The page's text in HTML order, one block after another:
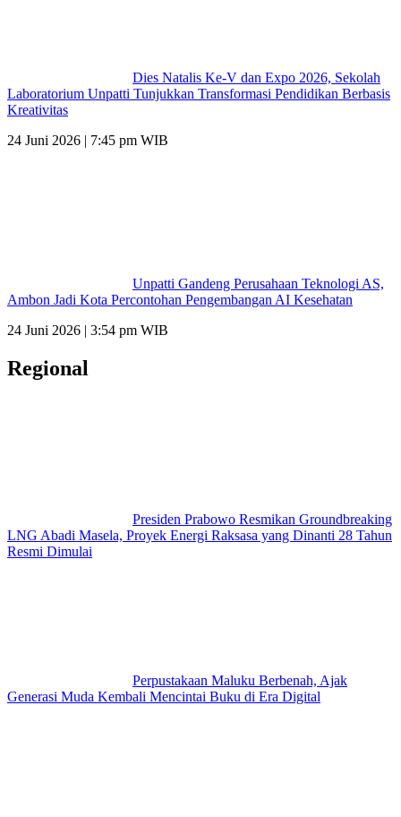
Dies Natalis Ke-V dan Expo 2026, Sekolah
Laboratorium Unpatti Tunjukkan Transformasi Pendidikan Berbasis
Kreativitas
24 Juni 2026 | 7:45 pm WIB
Unpatti Gandeng Perusahaan Teknologi AS,
Ambon Jadi Kota Percontohan Pengembangan AI Kesehatan
24 Juni 2026 | 3:54 pm WIB
Regional
Presiden Prabowo Resmikan Groundbreaking
LNG Abadi Masela, Proyek Energi Raksasa yang Dinanti 28 Tahun
Resmi Dimulai
Perpustakaan Maluku Berbenah, Ajak
Generasi Muda Kembali Mencintai Buku di Era Digital